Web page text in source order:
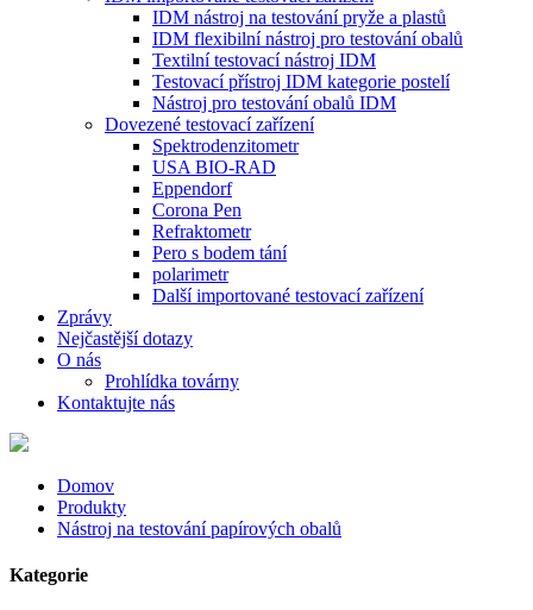
IDM nástroj na testování pryže a plastů
IDM flexibilní nástroj pro testování obalů
Textilní testovací nástroj IDM
Testovací přístroj IDM kategorie postelí
Nástroj pro testování obalů IDM
Dovezené testovací zařízení
Spektrodenzitometr
USA BIO-RAD
Eppendorf
Corona Pen
Refraktometr
Pero s bodem tání
polarimetr
Další importované testovací zařízení
Zprávy
Nejčastější dotazy
O nás
Prohlídka továrny
Kontaktujte nás
Domov
Produkty
Nástroj na testování papírových obalů
Kategorie